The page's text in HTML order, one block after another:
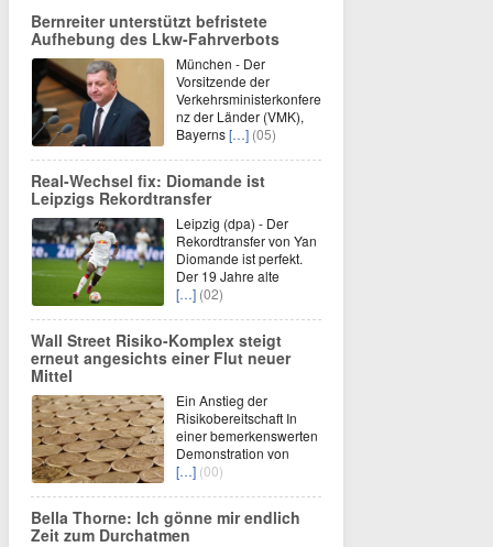
Bernreiter unterstützt befristete
Aufhebung des Lkw-Fahrverbots
München - Der
Vorsitzende der
Verkehrsministerkonfere
nz der Länder (VMK),
Bayerns[…] (05)
Real-Wechsel fix: Diomande ist
Leipzigs Rekordtransfer
Leipzig (dpa) - Der
Rekordtransfer von Yan
Diomande ist perfekt.
Der 19 Jahre alte
[…] (02)
Wall Street Risiko-Komplex steigt
erneut angesichts einer Flut neuer
Mittel
Ein Anstieg der
Risikobereitschaft In
einer bemerkenswerten
Demonstration von
[…] (00)
Bella Thorne: Ich gönne mir endlich
Zeit zum Durchatmen